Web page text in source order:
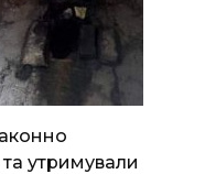
утримували